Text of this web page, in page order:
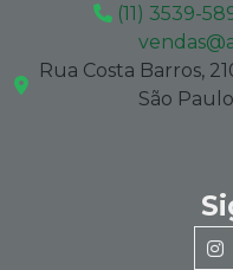
(11) 3539-
Rua Costa Barros,
São